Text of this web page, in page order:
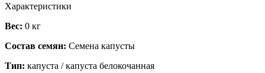
Характеристики
Вес: 0 кг
Состав семян: Семена капусты
Тип: капуста / капуста белокочанная